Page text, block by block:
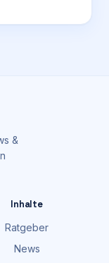
&
Inhalte
Ratgeber
News